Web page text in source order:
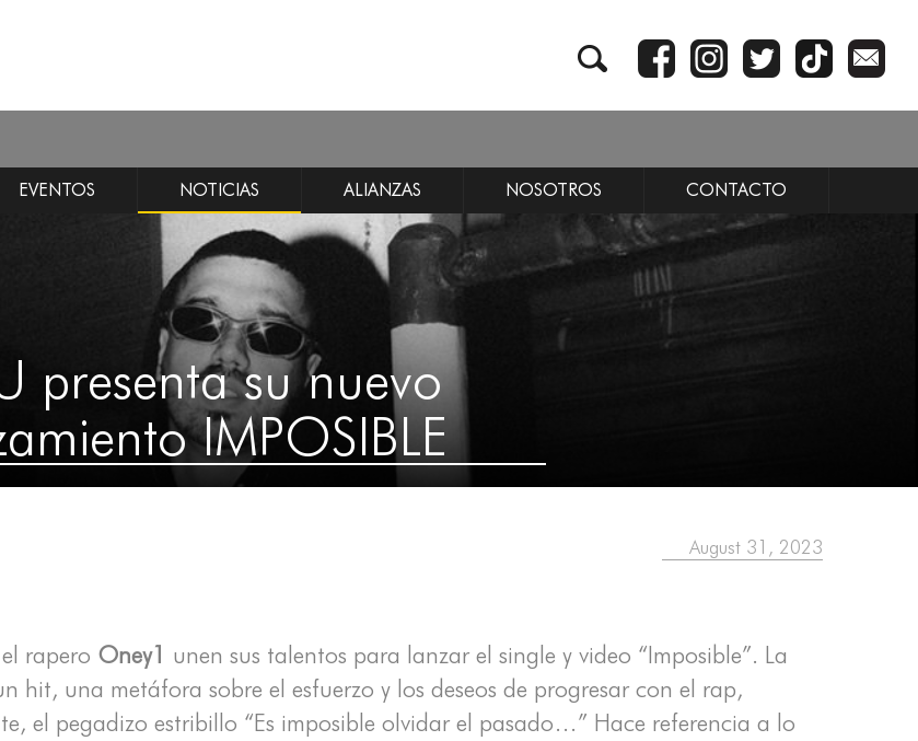
EVENTOS NOTICIAS ALIANZAS NOSOTROS CONTACTO
presenta su nuevo
IMPOSIBLE
August 31, 2023
rapero Oney1 unen sus talentos para lanzar el single y video “Imposible”. La
hit, una metáfora sobre el esfuerzo y los deseos de progresar con el rap,
el pegadizo estribillo “Es imposible olvidar el pasado…” Hace referencia a lo